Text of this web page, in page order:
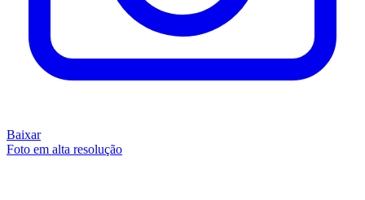
Baixar
Foto em alta resolução